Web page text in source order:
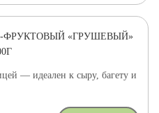
«ГРУШЕВЫЙ»
— идеален к сыру, багету и